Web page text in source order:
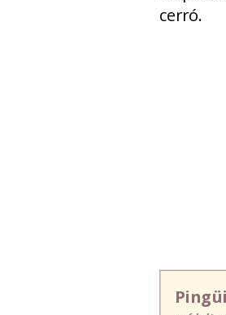
cerró.